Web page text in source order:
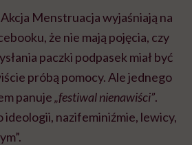
Menstruacja wyjaśniają na
że nie mają pojęcia, czy
paczki podpasek miał być
próbą pomocy. Ale jednego
panuje„festiwal nienawiści”.
ideologii, nazifeminiźmie, lewicy,